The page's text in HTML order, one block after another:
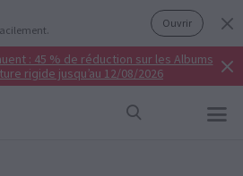
Ouvrir
: 45 % de réduction sur les Albums
rigide jusqu’au 12/08/2026